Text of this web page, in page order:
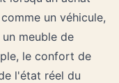
un véhicule,
meuble de
le confort de
l'état réel du